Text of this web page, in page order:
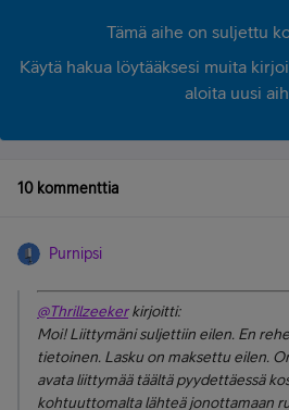
Tämä aihe on suljettu
Käytä hakua löytääksesi muita
aloita uusi
10 kommenttia
Purnipsi
@Thrillzeekerkirjoitti:
Moi! Liittymäni suljettiin eilen. En
tietoinen. Lasku on maksettu eilen.
avata liittymää täältä pyydettäessä
kohtuuttomalta lähteä jonottamaan